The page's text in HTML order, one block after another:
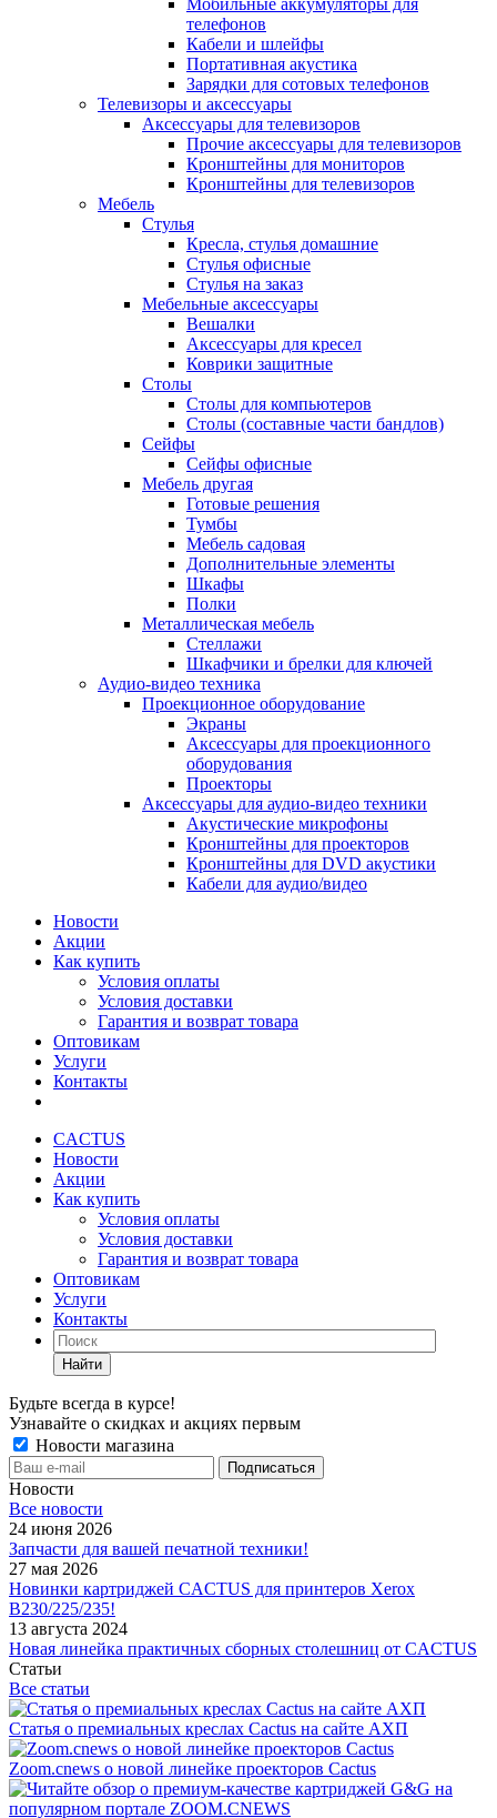
Мобильные аккумуляторы для
телефонов
Кабели и шлейфы
Портативная акустика
Зарядки для сотовых телефонов
Телевизоры и аксессуары
Аксессуары для телевизоров
Прочие аксессуары для телевизоров
Кронштейны для мониторов
Кронштейны для телевизоров
Мебель
Стулья
Кресла, стулья домашние
Стулья офисные
Стулья на заказ
Мебельные аксессуары
Вешалки
Аксессуары для кресел
Коврики защитные
Столы
Столы для компьютеров
Столы (составные части бандлов)
Сейфы
Сейфы офисные
Мебель другая
Готовые решения
Тумбы
Мебель садовая
Дополнительные элементы
Шкафы
Полки
Металлическая мебель
Стеллажи
Шкафчики и брелки для ключей
Аудио-видео техника
Проекционное оборудование
Экраны
Аксессуары для проекционного
оборудования
Проекторы
Аксессуары для аудио-видео техники
Акустические микрофоны
Кронштейны для проекторов
Кронштейны для DVD акустики
Кабели для аудио/видео
Новости
Акции
Как купить
Условия оплаты
Условия доставки
Гарантия и возврат товара
Оптовикам
Услуги
Контакты
CACTUS
Новости
Акции
Как купить
Условия оплаты
Условия доставки
Гарантия и возврат товара
Оптовикам
Услуги
Контакты
Найти
Будьте всегда в курсе!
Узнавайте о скидках и акциях первым
Новости магазина
Новости
Все новости
24 июня 2026
Запчасти для вашей печатной техники!
27 мая 2026
Новинки картриджей CACTUS для принтеров Xerox
B230/225/235!
13 августа 2024
Новая линейка практичных сборных столешниц от CACTUS
Статьи
Все статьи
Статья о премиальных креслах Cactus на сайте АХП
Zoom.cnews о новой линейке проекторов Cactus